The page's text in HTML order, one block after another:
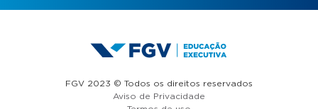
FGV 2023 © Todos os direitos reservados
Aviso de Privacidade